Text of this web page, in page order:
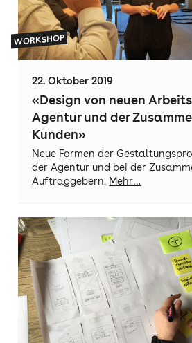
WORKSHOP
22. Oktober 2019
«Design von neuen
Agentur und der
Kunden»
Neue Formen der
der Agentur und bei der
Auftraggebern. Mehr…